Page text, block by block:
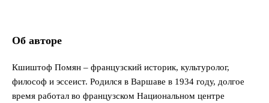
Об авторе
Кшиштоф Помян – французский историк, культуролог,
философ и эссеист. Родился в Варшаве в 1934 году, долгое
время работал во французском Национальном центре